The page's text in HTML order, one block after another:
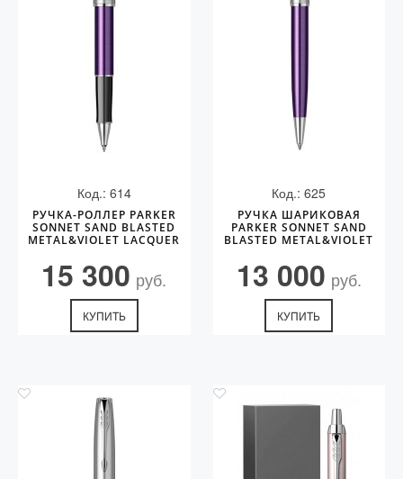
Код.: 614
РУЧКА-РОЛЛЕР PARKER
SONNET SAND BLASTED
METAL&VIOLET LACQUER
15 300 руб.
КУПИТЬ
Код.: 625
РУЧКА ШАРИКОВАЯ
PARKER SONNET SAND
BLASTED METAL&VIOLET
13 000 руб.
КУПИТЬ